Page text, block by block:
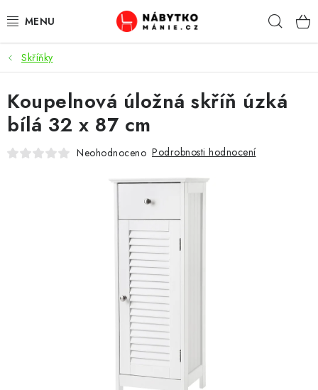
na
OBÝVACÍ POKOJ
KUCHYŇ A JÍDELNA
LOŽNICE
CHOVATELSKÉ POTŘEBY
DOPLŇKY A DEKORACE
Skříňky
Koupelnová úložná skříň úzká
bílá 32 x 87 cm
Neohodnoceno Podrobnosti hodnocení